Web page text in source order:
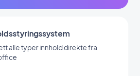
alle typer innhold direkte fra